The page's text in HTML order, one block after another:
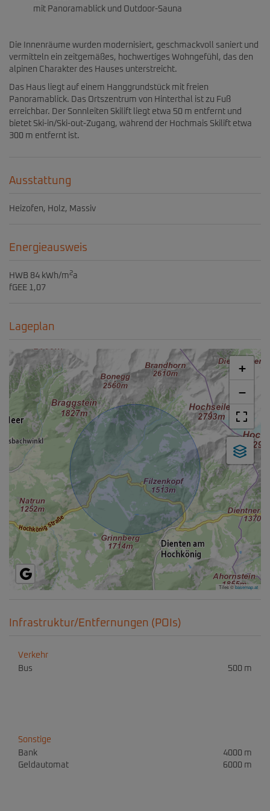
mit Panoramablick und Outdoor-Sauna
Die Innenräume wurden modernisiert, geschmackvoll saniert und
vermitteln ein zeitgemäßes, hochwertiges Wohngefühl, das den
alpinen Charakter des Hauses unterstreicht.
Das Haus liegt auf einem Hanggrundstück mit freien
Panoramablick. Das Ortszentrum von Hinterthal ist zu Fuß
erreichbar. Der Sonnleiten Skilift liegt etwa 50 m entfernt und
bietet Ski-in/Ski-out-Zugang, während der Hochmais Skilift etwa
300 m entfernt ist.
Ausstattung
Heizofen Holz Massiv
Energieausweis
HWB 84 kWh/m2a
fGEE 1,07
Lageplan
+
−
Tiles ©basemap.at
Infrastruktur/Entfernungen (POIs)
Verkehr
Bus
500 m
Sonstige
Bank
4000 m
Geldautomat
6000 m